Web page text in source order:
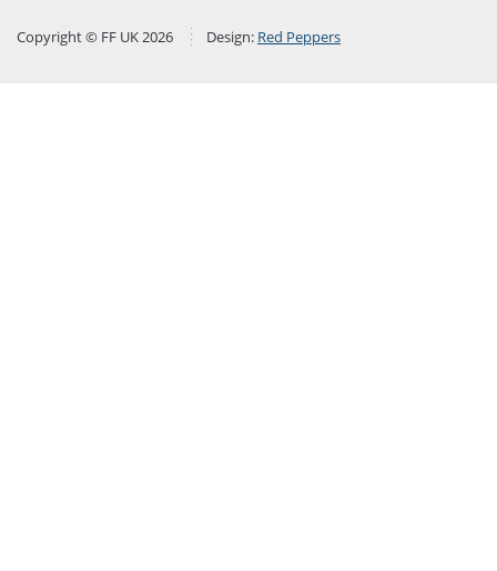
Copyright © FF UK 2026 Design: Red Peppers